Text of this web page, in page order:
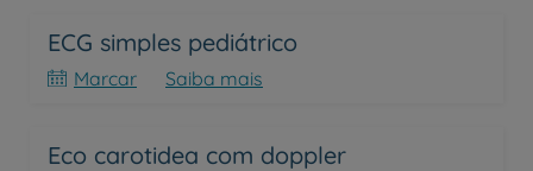
ECG simples pediátrico
Marcar Saiba mais
Eco carotidea com doppler